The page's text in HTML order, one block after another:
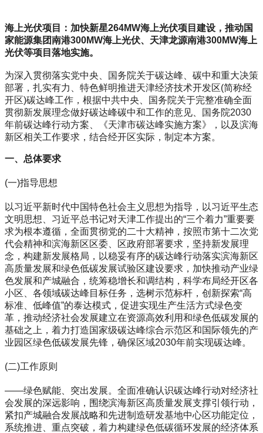
海上光伏项目：加快新星264MW海上光伏项目建设，推动国
家能源集团南港300MW海上光伏、天津龙源南港300MW海上
光伏等项目落地实施。
为深入贯彻落实党中央、国务院关于碳达峰、碳中和重大决策
部署，扎实有力、特色鲜明推进天津经济技术开发区(简称经
开区)碳达峰工作，根据中共中央、国务院关于完整准确全面
贯彻新发展理念做好碳达峰碳中和工作的意见、国务院2030
年前碳达峰行动方案、《天津市碳达峰实施方案》，以及滨海
新区相关工作要求，结合经开区实际，制定本方案。
一、总体要求
(一)指导思想
以习近平新时代中国特色社会主义思想为指导，以习近平生态
文明思想、习近平总书记对天津工作提出的“三个着力”重要要
求为根本遵循，全面贯彻党的二十大精神，按照市第十二次党
代会精神和滨海新区区委、区政府部署要求，坚持新发展理
念，构建新发展格局，以稳妥有序的碳达峰行动落实滨海新区
高质量发展和绿色低碳发展试验区建设要求，加快推动产业绿
色发展和产城融合，统筹稳增长和调结构，科学布局经开区各
小区、各领域碳达峰目标任务，选树示范标杆，创新探索“高
标准、低峰值”的泰达模式，促进实现生产生活方式绿色变
革，推动经济社会发展建立在资源高效利用和绿色低碳发展的
基础之上，着力打造国家级碳达峰综合示范区和国际领先的产
业园区绿色低碳发展先锋，确保区域2030年前实现碳达峰。
(二)工作原则
——绿色赋能、突出发展。全面准确认识碳达峰行动对经济社
会发展的深远影响，围绕滨海新区高质量发展支撑引领行动，
紧扣产城融合发展战略和先进制造研发基地中心区功能定位，
系统推进、重点突破，着力构建绿色低碳循环发展的经济体系